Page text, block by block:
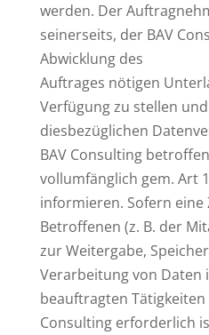
werden. Der
seinerseits, der BAV
Abwicklung des
Auftrages nötigen
Verfügung zu stellen
diesbezüglichen
BAV Consulting
vollumfänglich gem. Art
informieren. Sofern
Betroffenen (z. B. der
zur Weitergabe,
Verarbeitung von Daten
beauftragten Tätigkeiten
Consulting erforderlich